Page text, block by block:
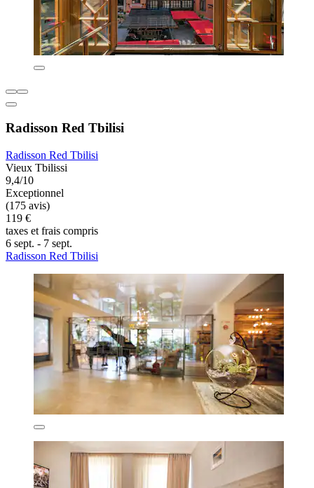
Radisson Red Tbilisi
Radisson Red Tbilisi
Vieux Tbilissi
9,4/10
Exceptionnel
(175 avis)
119 €
taxes et frais compris
6 sept. - 7 sept.
Radisson Red Tbilisi